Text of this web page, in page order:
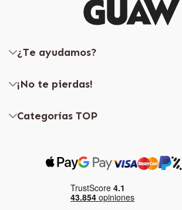
¿Te ayudamos?
¡No te pierdas!
Categorías TOP